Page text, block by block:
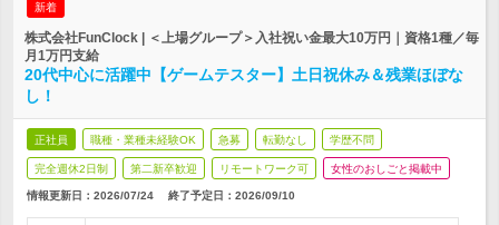
新着
株式会社FunClock | ＜上場グループ＞入社祝い金最大10万円｜資格1種／毎
月1万円支給
20代中心に活躍中【ゲームテスター】土日祝休み＆残業ほぼな
し！
正社員 職種・業種未経験OK 急募 転勤なし 学歴不問
完全週休2日制 第二新卒歓迎 リモートワーク可 女性のおしごと掲載中
情報更新日：2026/07/24 終了予定日： 2026/09/10